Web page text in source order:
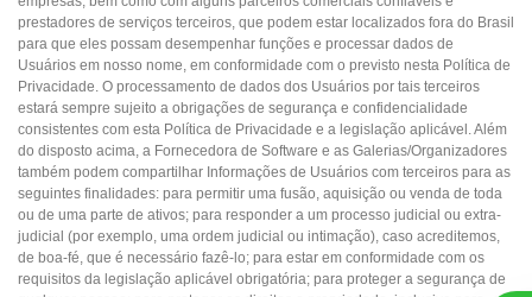
prestadores de serviços terceiros, que podem estar localizados fora do Brasil
para que eles possam desempenhar funções e processar dados de
Usuários em nosso nome, em conformidade com o previsto nesta Política de
Privacidade. O processamento de dados dos Usuários por tais terceiros
estará sempre sujeito a obrigações de segurança e confidencialidade
consistentes com esta Política de Privacidade e a legislação aplicável. Além
do disposto acima, a Fornecedora de Software e as Galerias/Organizadores
também podem compartilhar Informações de Usuários com terceiros para as
seguintes finalidades: para permitir uma fusão, aquisição ou venda de toda
ou de uma parte de ativos; para responder a um processo judicial ou extra-
judicial (por exemplo, uma ordem judicial ou intimação), caso acreditemos,
de boa-fé, que é necessário fazê-lo; para estar em conformidade com os
requisitos da legislação aplicável obrigatória; para proteger a segurança de